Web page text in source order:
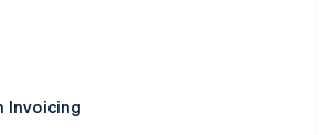
Invoicing